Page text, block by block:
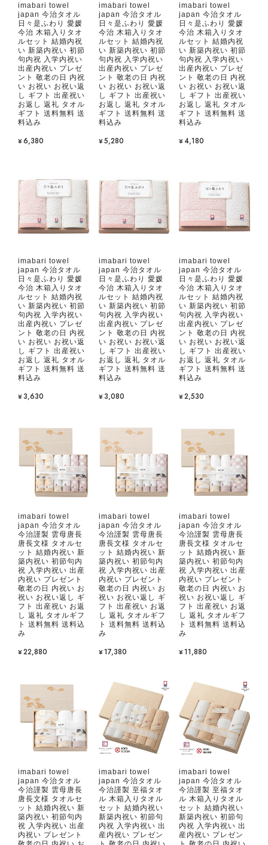
imabari towel
japan 今治タオル
日々是ふわり 愛媛
今治 木箱入りタオ
ルセット 結婚内祝
い 新築内祝い 初節
句内祝 入学内祝い
出産内祝い プレゼ
ント 敬老の日 内祝
い お祝い お祝い返
し ギフト 出産祝い
お返し 返礼 タオル
ギフト 送料無料 送
料込み
¥6,380
imabari towel
japan 今治タオル
日々是ふわり 愛媛
今治 木箱入りタオ
ルセット 結婚内祝
い 新築内祝い 初節
句内祝 入学内祝い
出産内祝い プレゼ
ント 敬老の日 内祝
い お祝い お祝い返
し ギフト 出産祝い
お返し 返礼 タオル
ギフト 送料無料 送
料込み
¥5,280
imabari towel
japan 今治タオル
日々是ふわり 愛媛
今治 木箱入りタオ
ルセット 結婚内祝
い 新築内祝い 初節
句内祝 入学内祝い
出産内祝い プレゼ
ント 敬老の日 内祝
い お祝い お祝い返
し ギフト 出産祝い
お返し 返礼 タオル
ギフト 送料無料 送
料込み
¥4,180
imabari towel
japan 今治タオル
日々是ふわり 愛媛
今治 木箱入りタオ
ルセット 結婚内祝
い 新築内祝い 初節
句内祝 入学内祝い
出産内祝い プレゼ
ント 敬老の日 内祝
い お祝い お祝い返
し ギフト 出産祝い
お返し 返礼 タオル
ギフト 送料無料 送
料込み
¥3,630
imabari towel
japan 今治タオル
日々是ふわり 愛媛
今治 木箱入りタオ
ルセット 結婚内祝
い 新築内祝い 初節
句内祝 入学内祝い
出産内祝い プレゼ
ント 敬老の日 内祝
い お祝い お祝い返
し ギフト 出産祝い
お返し 返礼 タオル
ギフト 送料無料 送
料込み
¥3,080
imabari towel
japan 今治タオル
日々是ふわり 愛媛
今治 木箱入りタオ
ルセット 結婚内祝
い 新築内祝い 初節
句内祝 入学内祝い
出産内祝い プレゼ
ント 敬老の日 内祝
い お祝い お祝い返
し ギフト 出産祝い
お返し 返礼 タオル
ギフト 送料無料 送
料込み
¥2,530
imabari towel
japan 今治タオル
今治謹製 雲母唐長
唐長文様 タオルセ
ット 結婚内祝い 新
築内祝い 初節句内
祝 入学内祝い 出産
内祝い プレゼント
敬老の日 内祝い お
祝い お祝い返し ギ
フト 出産祝い お返
し 返礼 タオルギフ
ト 送料無料 送料込
み
¥22,880
imabari towel
japan 今治タオル
今治謹製 雲母唐長
唐長文様 タオルセ
ット 結婚内祝い 新
築内祝い 初節句内
祝 入学内祝い 出産
内祝い プレゼント
敬老の日 内祝い お
祝い お祝い返し ギ
フト 出産祝い お返
し 返礼 タオルギフ
ト 送料無料 送料込
み
¥17,380
imabari towel
japan 今治タオル
今治謹製 雲母唐長
唐長文様 タオルセ
ット 結婚内祝い 新
築内祝い 初節句内
祝 入学内祝い 出産
内祝い プレゼント
敬老の日 内祝い お
祝い お祝い返し ギ
フト 出産祝い お返
し 返礼 タオルギフ
ト 送料無料 送料込
み
¥11,880
imabari towel
japan 今治タオル
今治謹製 雲母唐長
唐長文様 タオルセ
ット 結婚内祝い 新
築内祝い 初節句内
祝 入学内祝い 出産
内祝い プレゼント
imabari towel
japan 今治タオル
今治謹製 至福タオ
ル 木箱入りタオル
セット 結婚内祝い
新築内祝い 初節句
内祝 入学内祝い 出
産内祝い プレゼン
imabari towel
japan 今治タオル
今治謹製 至福タオ
ル 木箱入りタオル
セット 結婚内祝い
新築内祝い 初節句
内祝 入学内祝い 出
産内祝い プレゼン